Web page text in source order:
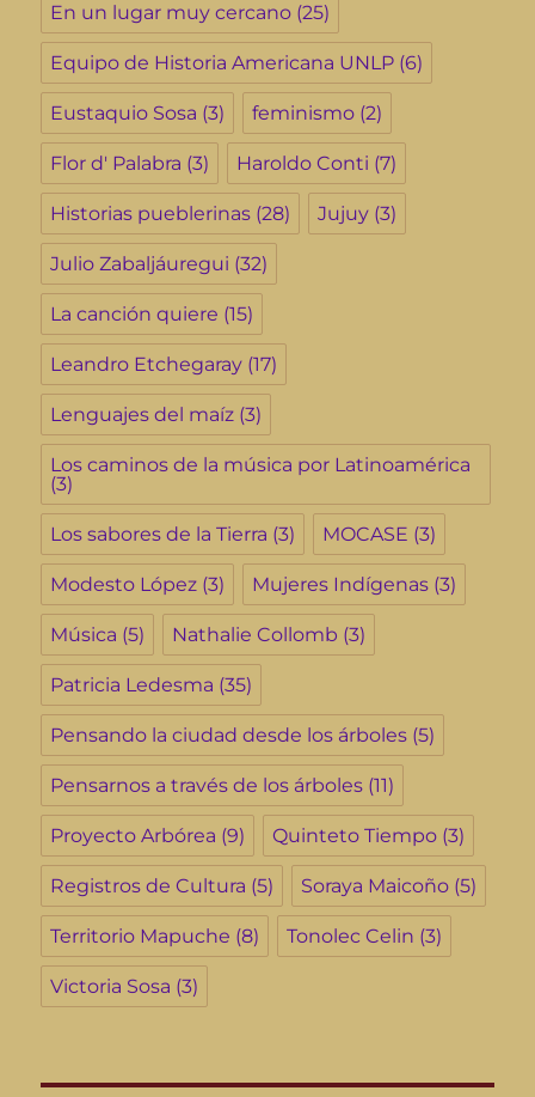
En un lugar muy cercano (25)
Equipo de Historia Americana UNLP (6)
Eustaquio Sosa (3) feminismo (2)
Flor d' Palabra (3) Haroldo Conti (7)
Historias pueblerinas (28) Jujuy (3)
Julio Zabaljáuregui (32)
La canción quiere (15)
Leandro Etchegaray (17)
Lenguajes del maíz (3)
Los caminos de la música por Latinoamérica
(3)
Los sabores de la Tierra (3) MOCASE (3)
Modesto López (3) Mujeres Indígenas (3)
Música (5) Nathalie Collomb (3)
Patricia Ledesma (35)
Pensando la ciudad desde los árboles (5)
Pensarnos a través de los árboles (11)
Proyecto Arbórea (9) Quinteto Tiempo (3)
Registros de Cultura (5) Soraya Maicoño (5)
Territorio Mapuche (8) Tonolec Celin (3)
Victoria Sosa (3)